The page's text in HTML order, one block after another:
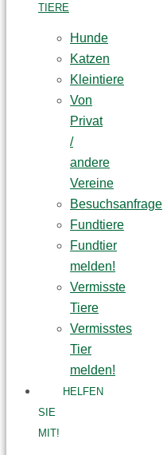
TIERE
Hunde
Katzen
Kleintiere
Von
Privat
/
andere
Vereine
Besuchsanfrage
Fundtiere
Fundtier
melden!
Vermisste
Tiere
Vermisstes
Tier
melden!
HELFEN
SIE
MIT!